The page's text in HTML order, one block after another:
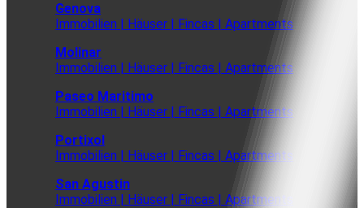
Genova
Immobilien | Häuser | Fincas | Apartments
Molinar
Immobilien | Häuser | Fincas | Apartments
Paseo Maritimo
Immobilien | Häuser | Fincas | Apartments
Portixol
Immobilien | Häuser | Fincas | Apartments
San Agustin
Immobilien | Häuser | Fincas | Apartments